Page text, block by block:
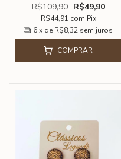
R$109,90 R$49,90
R$44,91 com Pix
6 x de R$8,32 sem juros
COMPRAR